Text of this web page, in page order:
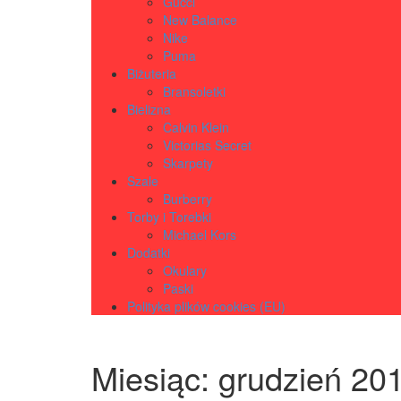
New Balance
Nike
Puma
Biżuteria
Bransoletki
Bielizna
Calvin Klein
Victorias Secret
Skarpety
Szale
Burberry
Torby i Torebki
Michael Kors
Dodatki
Okulary
Paski
Polityka plików cookies (EU)
Miesiąc: grudzień